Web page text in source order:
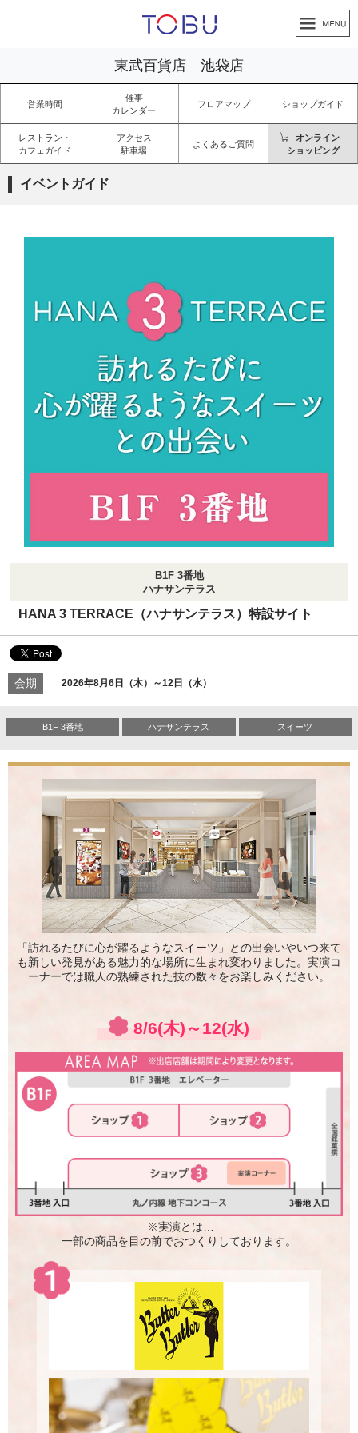
東武百貨店 池袋店
営業時間
催事
カレンダー
フロアマップ ショップガイド
レストラン・
カフェガイド
アクセス
駐車場
よくあるご質問
オンライン
ショッピング
イベントガイド
B1F 3番地
ハナサンテラス
HANA 3 TERRACE（ハナサンテラス）特設サイト
会期 2026年8月6日（木）～12日（水）
B1F 3番地 ハナサンテラス スイーツ
「訪れるたびに心が躍るようなスイーツ」との出会いやいつ来て
も新しい発見がある魅力的な場所に生まれ変わりました。 実演コ
ーナーでは職人の熟練された技の数々をお楽しみください。
8/6(木)～12(水)
※実演とは…
一部の商品を目の前でおつくりしております。